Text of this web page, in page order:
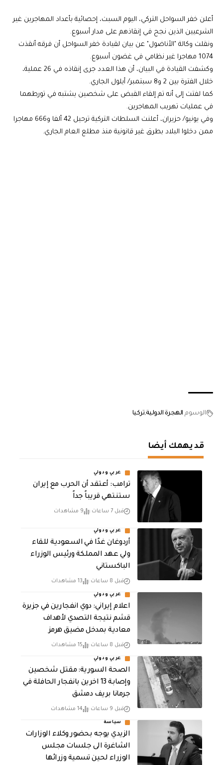
أعلن خفر السواحل التركي، اليوم السبت، إحصائية بأعداد المهاجرين غير
الشرعيين الذين نجح في إنقاذهم على مدار أسبوع.
ونقلت وكالة "الأناضول" عن بيان لقيادة خفر السواحل أن فرقه أنقذت
1074 مهاجرا غير نظامي في غضون أسبوع.
وكشفت القيادة في البيان، أن هذا العدد جرى إنقاذه في 26 عملية،
خلال الفترة بين 2 و8 سبتمبر/ أيلول الجاري.
كما لفتت إلى أنه تم إلقاء القبض على شخصين يشتبه في تورطهما
في عمليات تهريب المهاجرين.
وفي يونيو/ حزيران، أعلنت السلطات التركية ترحيل 42 ألفا و666 مهاجرا
ممن دخلوا البلاد بطرق غير قانونية منذ مطلع العام الجاري.
الوسوم الهجرة الدوليةتركيا
قد يهمك أيضا
عربي ودولي
‏ترامب: أعتقد أن الحرب مع إيران
ستنتهي قريباً جداً
قبل 7 ساعات 9 مشاهدات
عربي ودولي
أردوغان غدًا في السعودية للقاء
ولي عهد المملكة ورئيس الوزراء
الباكستاني
قبل 8 ساعات 13 مشاهدات
عربي ودولي
اعلام إيراني: دوي انفجارين في جزيرة
قشم نتيجة التصدي لأهداف
معادية بمدخل مضيق هرمز
قبل 8 ساعات 15 مشاهدات
عربي ودولي
الصحة السورية: مقتل شخصين
وإصابة 13 اخرين بانفجار الحافلة في
جرمانا بريف دمشق
قبل 9 ساعات 14 مشاهدات
سياسة
الزيدي يوجه بحضور وكلاء الوزارات
الشاغرة الى جلسات مجلس
الوزراء لحين تسمية وزرائها